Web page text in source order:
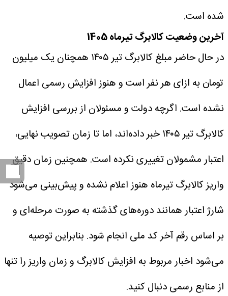
شده است.
آخرین وضعیت کالابرگ تیرماه 1405
در حال حاضر مبلغ کالابرگ تیر ۱۴۰۵ همچنان یک میلیون
تومان به ازای هر نفر است و هنوز افزایش رسمی اعمال
نشده است. اگرچه دولت و مسئولان از بررسی افزایش
کالابرگ تیر ۱۴۰۵ خبر داده‌اند، اما تا زمان تصویب نهایی،
اعتبار مشمولان تغییری نکرده است. همچنین زمان دقیق
واریز کالابرگ تیرماه هنوز اعلام نشده و پیش‌بینی می‌شود
شارژ اعتبار همانند دوره‌های گذشته به صورت مرحله‌ای و
بر اساس رقم آخر کد ملی انجام شود. بنابراین توصیه
می‌شود اخبار مربوط به افزایش کالابرگ و زمان واریز را تنها
از منابع رسمی دنبال کنید.